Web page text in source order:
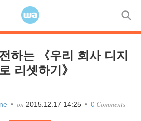
디자인 워드프레스
하는 《우리 회사 디지
리셋하기》
• on 2015.12.17 14:25 • 0 Comments